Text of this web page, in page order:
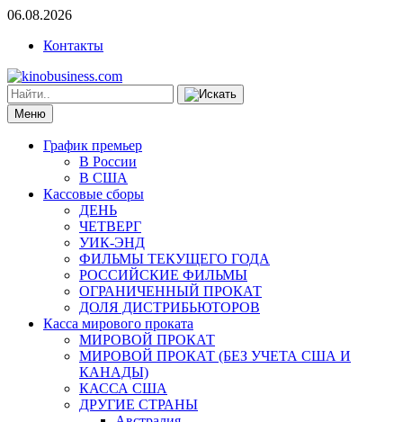
06.08.2026
Контакты
Меню
График премьер
В России
В США
Кассовые сборы
ДЕНЬ
ЧЕТВЕРГ
УИК-ЭНД
ФИЛЬМЫ ТЕКУЩЕГО ГОДА
РОССИЙСКИЕ ФИЛЬМЫ
ОГРАНИЧЕННЫЙ ПРОКАТ
ДОЛЯ ДИСТРИБЬЮТОРОВ
Касса мирового проката
МИРОВОЙ ПРОКАТ
МИРОВОЙ ПРОКАТ (БЕЗ УЧЕТА США И
КАНАДЫ)
КАССА США
ДРУГИЕ СТРАНЫ